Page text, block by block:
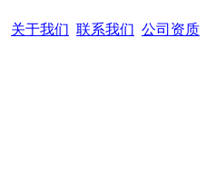
关于我们 联系我们 公司资质